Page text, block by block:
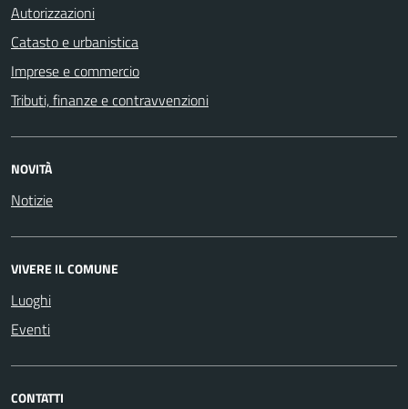
Autorizzazioni
Catasto e urbanistica
Imprese e commercio
Tributi, finanze e contravvenzioni
NOVITÀ
Notizie
VIVERE IL COMUNE
Luoghi
Eventi
CONTATTI